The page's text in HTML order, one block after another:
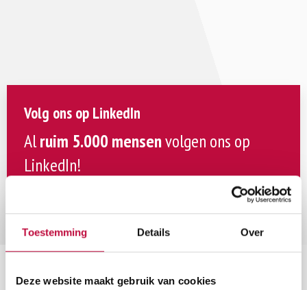
Toestemming Details Over
Deze website maakt gebruik van cookies
Volg ons op LinkedIn
Alruim 5.000 mensenvolgen ons op
LinkedIn!
Wil jij ook op de hoogte blijven van de actuele
onderwijs? Volg ons dan op LinkedIn!